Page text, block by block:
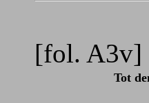
[fol. A3v]
Tot